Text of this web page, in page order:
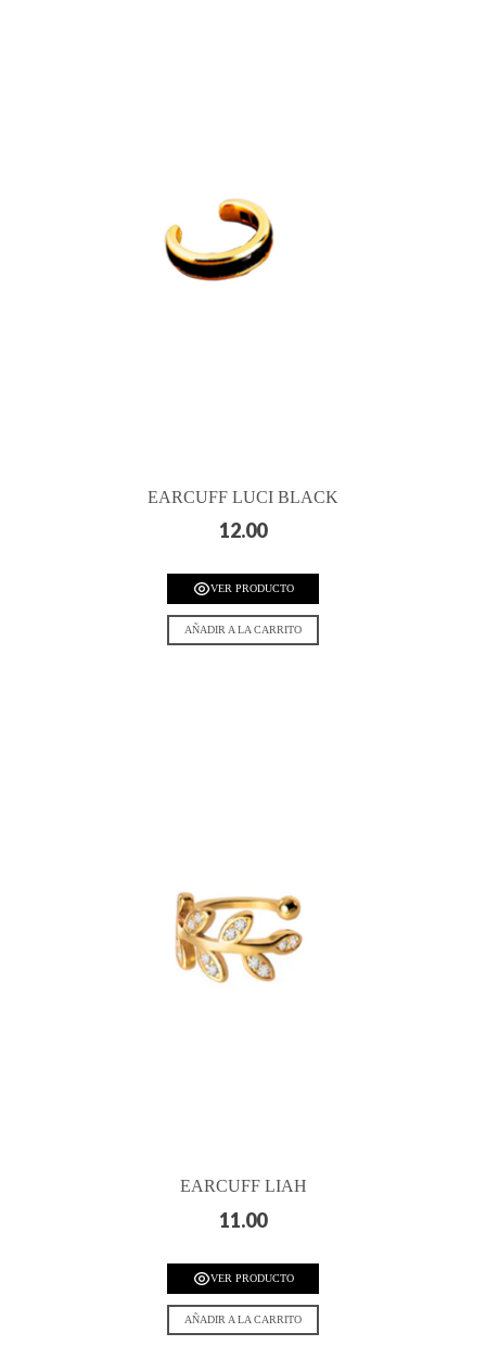
EARCUFF LUCI BLACK
12.00
VER PRODUCTO
AÑADIR A LA CARRITO
EARCUFF LIAH
11.00
VER PRODUCTO
AÑADIR A LA CARRITO